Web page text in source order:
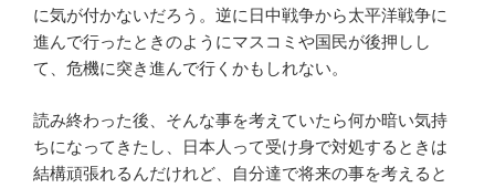
に気が付かないだろう。逆に日中戦争から太平洋戦争に
進んで行ったときのようにマスコミや国民が後押しし
て、危機に突き進んで行くかもしれない。
読み終わった後、そんな事を考えていたら何か暗い気持
ちになってきたし、日本人って受け身で対処するときは
結構頑張れるんだけれど、自分達で将来の事を考えると